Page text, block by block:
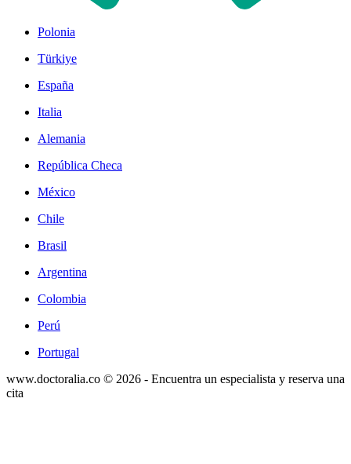
Polonia
Türkiye
España
Italia
Alemania
República Checa
México
Chile
Brasil
Argentina
Colombia
Perú
Portugal
www.doctoralia.co © 2026 - Encuentra un especialista y reserva una
cita